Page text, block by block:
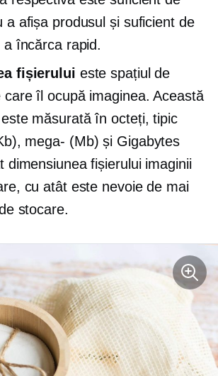
a afișa produsul și suficient de
încărca rapid.
fișierului este spațiul de
care îl ocupă imaginea. Această
măsurată în octeți, tipic
mega- (Mb) și Gigabytes
dimensiunea fișierului imaginii
cu atât este nevoie de mai
stocare.